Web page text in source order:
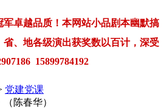
卓越品质！本网站小品剧本幽默搞
、地各级演出获奖数以百计，深受
15899784192
党建党课
陈春华）